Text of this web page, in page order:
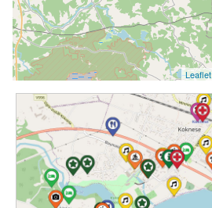
Leaflet